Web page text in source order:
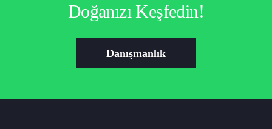
Doğanızı Keşfedin!
Danışmanlık